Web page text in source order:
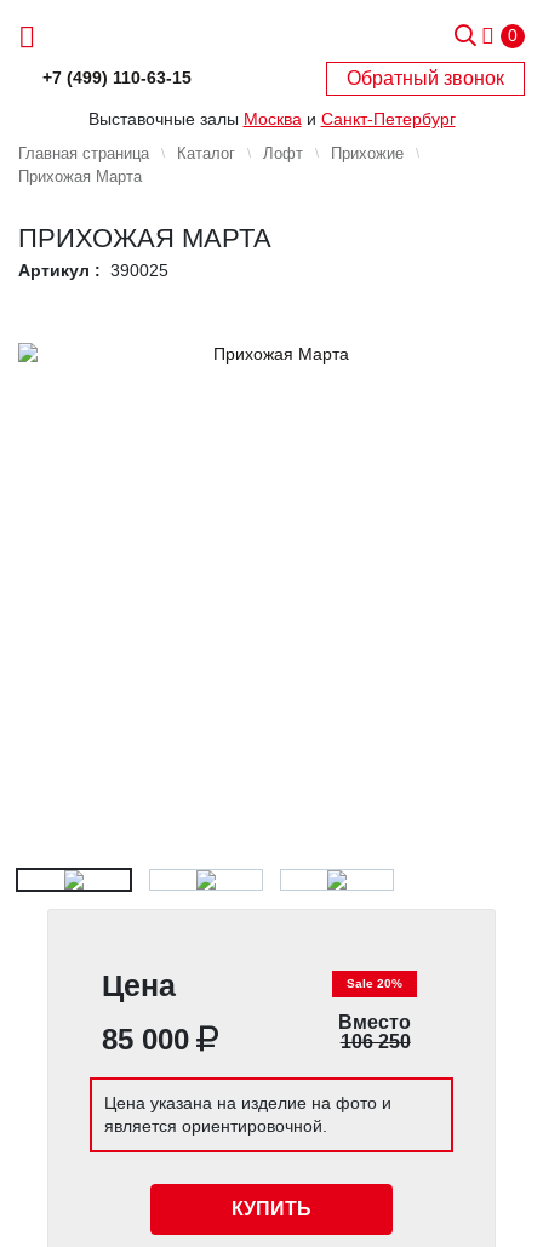
0
+7 (499) 110-63-15 Обратный звонок
Выставочные залы Москва и Санкт-Петербург
Главная страница Каталог Лофт
Прихожие
Прихожая Марта
ПРИХОЖАЯ МАРТА
Артикул : 390025
Цена
85 000
Sale 20%
Вместо
106 250
Цена указана на изделие на фото и
является ориентировочной.
КУПИТЬ